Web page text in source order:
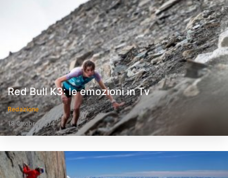
Red Bull K3: le emozioni in Tv
Redazione
18 Ottobre 2014